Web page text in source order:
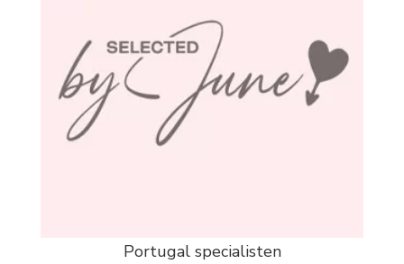
Portugal specialisten